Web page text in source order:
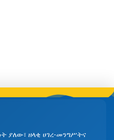
ያለው፣ ዘላቂ ሀገረ-መንግሥትና